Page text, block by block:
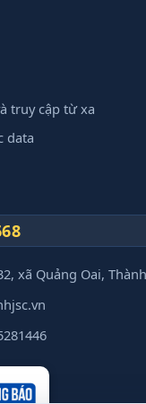
truy cập từ xa
data
xã Quảng Oai,